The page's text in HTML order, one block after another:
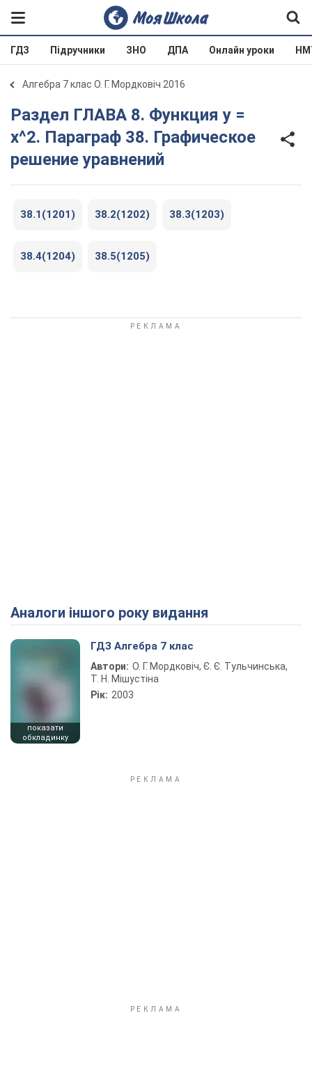
ГДЗ Підручники ЗНО ДПА Онлайн уроки
Алгебра 7 клас О. Г. Мордковіч 2016
Раздел ГЛАВА 8. Функция у =
х^2. Параграф 38. Графическое
решение уравнений
38.1(1201) 38.2(1202) 38.3(1203)
38.4(1204) 38.5(1205)
Аналоги іншого року видання
показати
обкладинку
ГДЗ Алгебра 7 клас
Автори: О. Г. Мордковіч, Є. Є. Тульчинська,
Т. Н. Мішустіна
Рік: 2003